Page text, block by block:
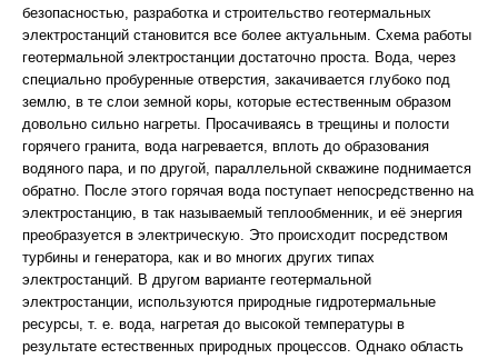
безопасностью, разработка и строительство геотермальных
электростанций становится все более актуальным. Схема работы
геотермальной электростанции достаточно проста. Вода, через
специально пробуренные отверстия, закачивается глубоко под
землю, в те слои земной коры, которые естественным образом
довольно сильно нагреты. Просачиваясь в трещины и полости
горячего гранита, вода нагревается, вплоть до образования
водяного пара, и по другой, параллельной скважине поднимается
обратно. После этого горячая вода поступает непосредственно на
электростанцию, в так называемый теплообменник, и её энергия
преобразуется в электрическую. Это происходит посредством
турбины и генератора, как и во многих других типах
электростанций. В другом варианте геотермальной
электростанции, используются природные гидротермальные
ресурсы, т. е. вода, нагретая до высокой температуры в
результате естественных природных процессов. Однако область